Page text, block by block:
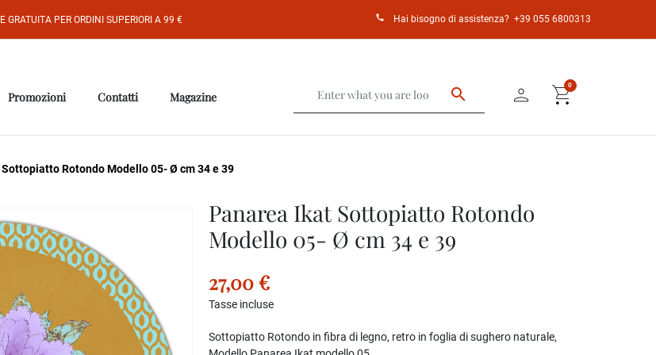
GRATUITA PER ORDINI SUPERIORI A 99 € call Hai bisogno di assistenza? +39 055 6800313
Promozioni Contatti Magazine search person shopping_cart
0
Rotondo Modello 05- Ø cm 34 e 39
Panarea Ikat Sottopiatto Rotondo
Modello 05- Ø cm 34 e 39
27,00 €
Tasse incluse
Sottopiatto Rotondo in fibra di legno, retro in foglia di sughero naturale,